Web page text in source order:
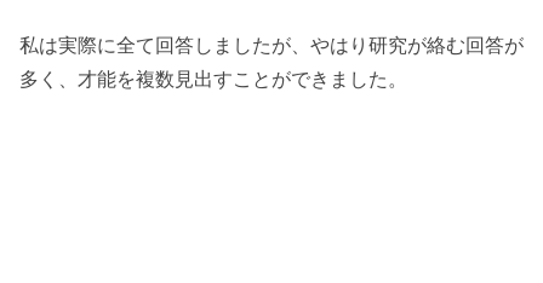
私は実際に全て回答しましたが、やはり研究が絡む回答が
多く、才能を複数見出すことができました。